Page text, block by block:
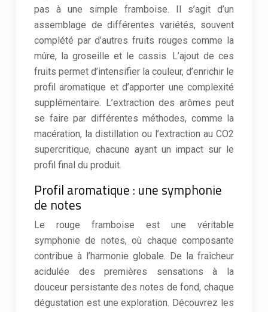
pas à une simple framboise. Il s’agit d’un
assemblage de différentes variétés, souvent
complété par d’autres fruits rouges comme la
mûre, la groseille et le cassis. L’ajout de ces
fruits permet d’intensifier la couleur, d’enrichir le
profil aromatique et d’apporter une complexité
supplémentaire. L’extraction des arômes peut
se faire par différentes méthodes, comme la
macération, la distillation ou l’extraction au CO2
supercritique, chacune ayant un impact sur le
profil final du produit.
Profil aromatique : une symphonie
de notes
Le rouge framboise est une véritable
symphonie de notes, où chaque composante
contribue à l’harmonie globale. De la fraîcheur
acidulée des premières sensations à la
douceur persistante des notes de fond, chaque
dégustation est une exploration. Découvrez les